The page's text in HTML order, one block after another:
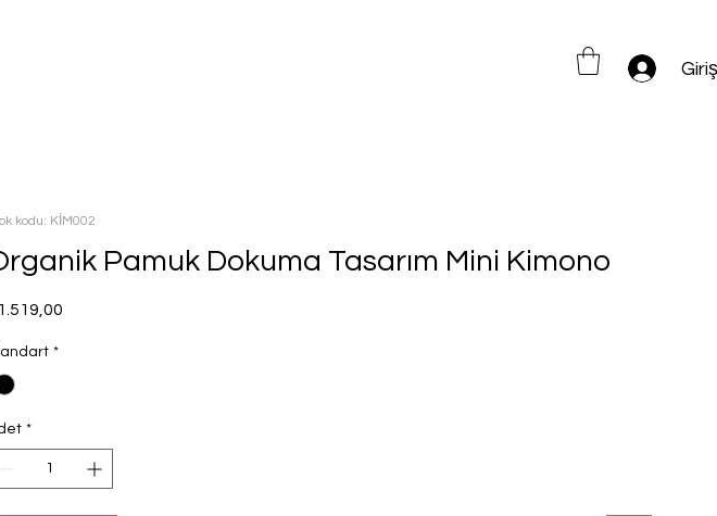
kodu: KİM002
Pamuk Dokuma Tasarım Mini Kimono
*
*